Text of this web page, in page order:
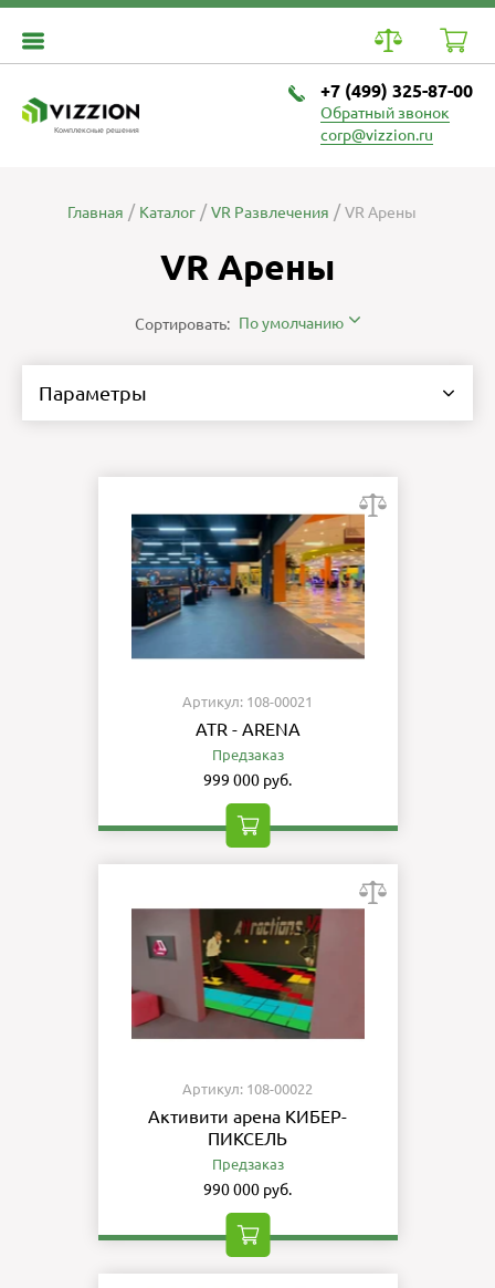
Комплексные решения
+7 (499) 325-87-00
Обратный звонок
corp@vizzion.ru
Главная Каталог VR Развлечения VR Арены
VR Арены
Сортировать: По умолчанию
Артикул: 108-00021
ATR - ARENA
Предзаказ
999 000 руб.
Артикул: 108-00022
Активити арена КИБЕР-
ПИКСЕЛЬ
Предзаказ
990 000 руб.
Параметры